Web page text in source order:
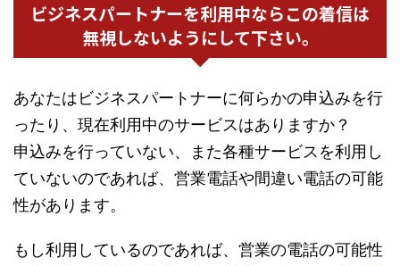
ビジネスパートナーを利用中ならこの着信は
無視しないようにして下さい。
あなたはビジネスパートナーに何らかの申込みを行
ったり、現在利用中のサービスはありますか？
申込みを行っていない、また各種サービスを利用し
ていないのであれば、営業電話や間違い電話の可能
性があります。
もし利用しているのであれば、営業の電話の可能性